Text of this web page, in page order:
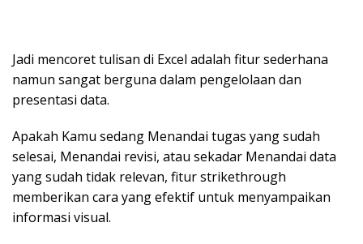
Jadi mencoret tulisan di Excel adalah fitur sederhana
namun sangat berguna dalam pengelolaan dan
presentasi data.
Apakah Kamu sedang Menandai tugas yang sudah
selesai, Menandai revisi, atau sekadar Menandai data
yang sudah tidak relevan, fitur strikethrough
memberikan cara yang efektif untuk menyampaikan
informasi visual.